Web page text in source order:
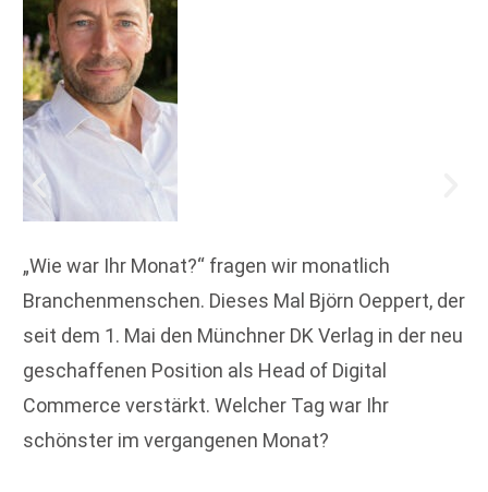
„Wie war Ihr Monat?“ fragen wir monatlich
Branchenmenschen. Dieses Mal Björn Oeppert, der
seit dem 1. Mai den Münchner DK Verlag in der neu
geschaffenen Position als Head of Digital
Commerce verstärkt. Welcher Tag war Ihr
schönster im vergangenen Monat?